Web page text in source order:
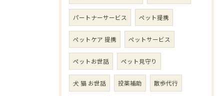
パートナーサービス ペット提携
ペットケア 提携 ペットサービス
ペットお世話 ペット見守り
犬 猫 お世話 投薬補助 散歩代行